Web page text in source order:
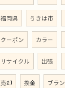
福岡県 うきは市
クーポン カラー
リサイクル 出張
売却 換金 ブラ